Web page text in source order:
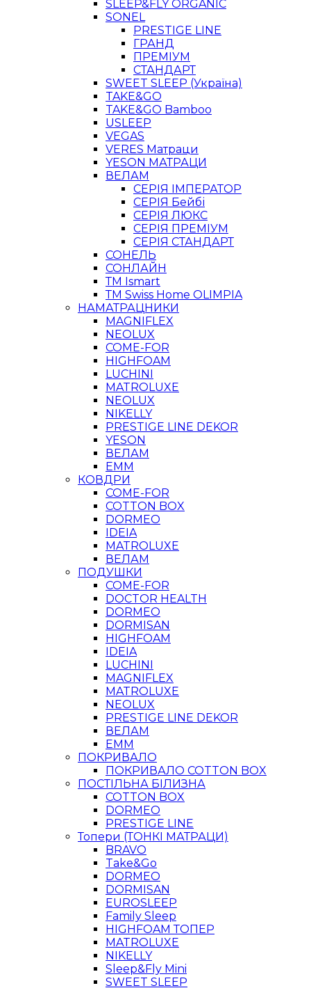
SLEEP&FLY ORGANIC
SONEL
PRESTIGE LINE
ГРАНД
ПРЕМІУМ
СТАНДАРТ
SWEET SLEEP (Україна)
TAKE&GO
TAKE&GO Bamboo
USLEEP
VEGAS
VERES Матраци
YESON МАТРАЦИ
ВЕЛАМ
СЕРІЯ ІМПЕРАТОР
СЕРІЯ Бейбі
СЕРІЯ ЛЮКС
СЕРІЯ ПРЕМІУМ
СЕРІЯ СТАНДАРТ
СОНЕЛЬ
СОНЛАЙН
ТМ Ismart
ТМ Swiss Home OLIMPIA
НАМАТРАЦНИКИ
MAGNIFLEX
NEOLUX
COME-FOR
HIGHFOAM
LUCHINI
MATROLUXE
NEOLUX
NIKELLY
PRESTIGE LINE DEKOR
YESON
ВЕЛАМ
ЕММ
КОВДРИ
COME-FOR
COTTON BOX
DORMEO
IDEIA
MATROLUXE
ВЕЛАМ
ПОДУШКИ
COME-FOR
DOCTOR HEALTH
DORMEO
DORMISAN
HIGHFOAM
IDEIA
LUCHINI
MAGNIFLEX
MATROLUXE
NEOLUX
PRESTIGE LINE DEKOR
ВЕЛАМ
ЕММ
ПОКРИВАЛО
ПОКРИВАЛО COTTON BOX
ПОСТІЛЬНА БІЛИЗНА
COTTON BOX
DORMEO
PRESTIGE LINE
Топери (ТОНКІ МАТРАЦИ)
BRAVO
Take&Go
DORMEO
DORMISAN
EUROSLEEP
Family Sleep
HIGHFOAM ТОПЕР
MATROLUXE
NIKELLY
Sleep&Fly Mini
SWEET SLEEP